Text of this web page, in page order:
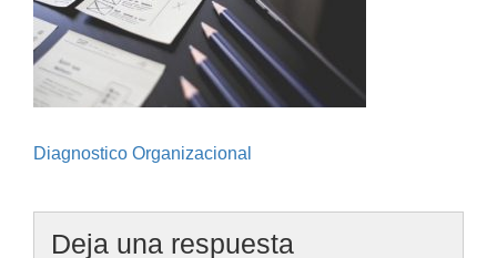
Navegación
entradas
Diagnostico Organizacional
Deja una respuesta